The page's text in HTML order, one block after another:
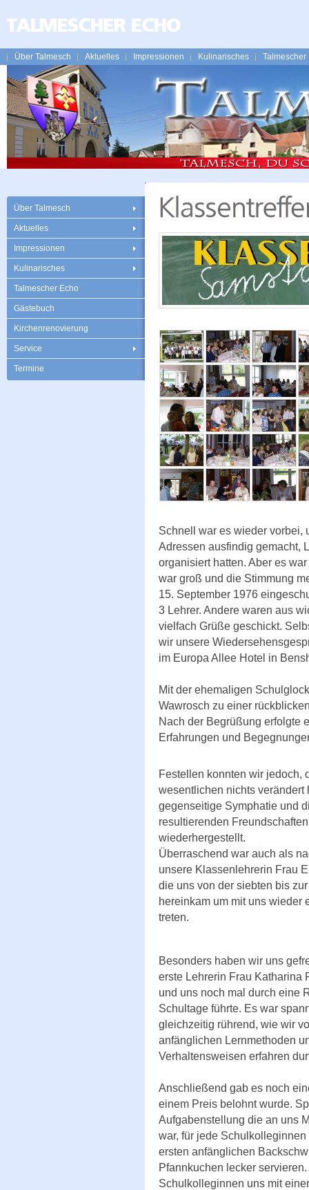
Über Talmesch Aktuelles Impressionen Kulinarisches Talmescher
Über Talmesch
Aktuelles
Impressionen
Kulinarisches
Talmescher Echo
Gästebuch
Kirchenrenovierung
Service
Termine
Schnell war es wieder vorbei,
Adressen ausfindig gemacht,
organisiert hatten. Aber es
war groß und die Stimmung
15. September 1976
3 Lehrer. Andere waren aus
vielfach Grüße geschickt.
wir unsere
im Europa Allee Hotel in
Mit der ehemaligen
Wawrosch zu einer
Nach der Begrüßung erfolgte
Erfahrungen und
Festellen konnten wir jedoch,
wesentlichen nichts verändert
gegenseitige Symphatie und
resultierenden
wiederhergestellt.
Überraschend war auch als
unsere Klassenlehrerin Frau
die uns von der siebten bis
hereinkam um mit uns wieder
treten.
Besonders haben wir uns
erste Lehrerin Frau Katharina
und uns noch mal durch eine
Schultage führte. Es war
gleichzeitig rührend, wie wir
anfänglichen Lernmethoden
Verhaltensweisen erfahren
Anschließend gab es noch
einem Preis belohnt wurde.
Aufgabenstellung die an uns
war, für jede
ersten anfänglichen
Pfannkuchen lecker
Schulkolleginnen uns mit